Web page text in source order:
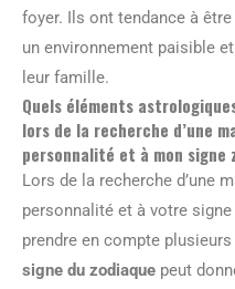
foyer. Ils ont tendance à
un environnement paisible
leur famille.
Quels éléments
lors de la recherche d’une
personnalité et à mon signe
Lors de la recherche d’une
personnalité et à votre
prendre en compte
signe du zodiaque peut